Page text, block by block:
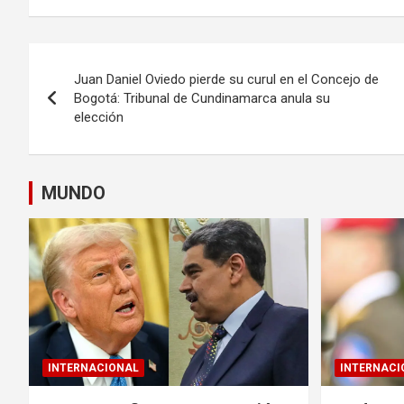
de
Juan Daniel Oviedo pierde su curul en el Concejo de
Bogotá: Tribunal de Cundinamarca anula su
elección
MUNDO
INTERNACIONAL